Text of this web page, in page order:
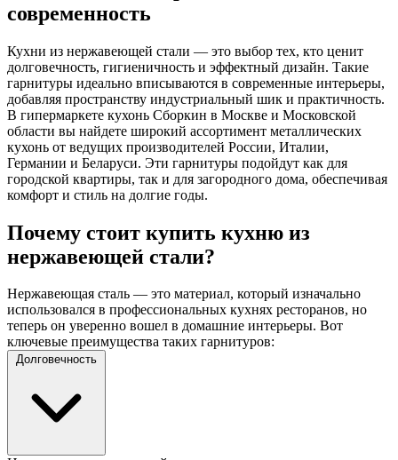
современность
Кухни из нержавеющей стали — это выбор тех, кто ценит
долговечность, гигиеничность и эффектный дизайн. Такие
гарнитуры идеально вписываются в современные интерьеры,
добавляя пространству индустриальный шик и практичность.
В гипермаркете кухонь Сборкин в Москве и Московской
области вы найдете широкий ассортимент металлических
кухонь от ведущих производителей России, Италии,
Германии и Беларуси. Эти гарнитуры подойдут как для
городской квартиры, так и для загородного дома, обеспечивая
комфорт и стиль на долгие годы.
Почему стоит купить кухню из
нержавеющей стали?
Нержавеющая сталь — это материал, который изначально
использовался в профессиональных кухнях ресторанов, но
теперь он уверенно вошел в домашние интерьеры. Вот
ключевые преимущества таких гарнитуров:
Долговечность